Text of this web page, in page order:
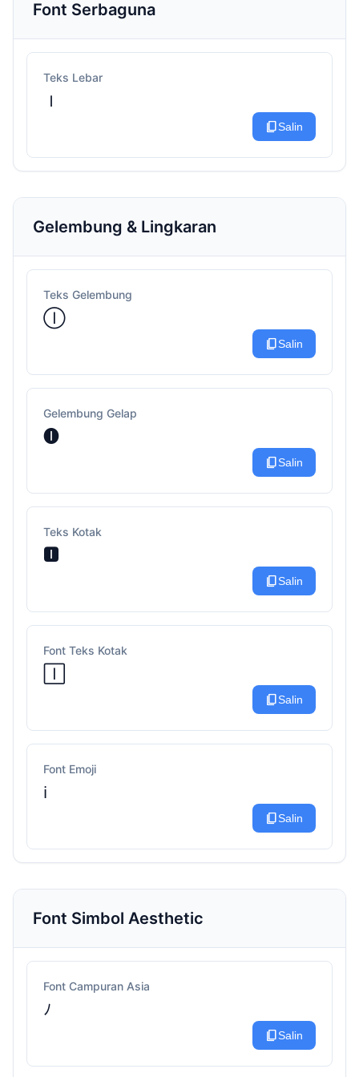
Font Serbaguna
Teks Lebar
Ｉ
content_copySalin
Gelembung & Lingkaran
Teks Gelembung
Ⓘ
content_copySalin
Gelembung Gelap
🅘
content_copySalin
Teks Kotak
🅸
content_copySalin
Font Teks Kotak
🄸
content_copySalin
Font Emoji
ℹ️
content_copySalin
Font Simbol Aesthetic
Font Campuran Asia
ﾉ
content_copySalin